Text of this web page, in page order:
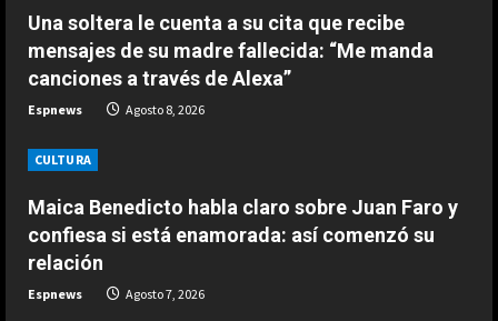
e
a
d
i
n
g
Una soltera le cuenta a su cita que recibe
mensajes de su madre fallecida: “Me manda
canciones a través de Alexa”
Espnews Agosto 8, 2026
CULTURA
Maica Benedicto habla claro sobre Juan Faro y
confiesa si está enamorada: así comenzó su
relación
Espnews Agosto 7, 2026
2
Bezzecchi se derrumba; tremendo
su sufrimiento en Silverstone: “Me
van a ayudar a subir a la moto”
3
Alonso: “En enero, nos dimos
cuenta…”
ESPAÑA